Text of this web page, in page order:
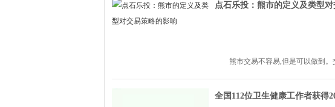
点石乐投：熊市的定义及类型
熊市交易不容易,但是可以做到
全国112位卫生健康工作者获得